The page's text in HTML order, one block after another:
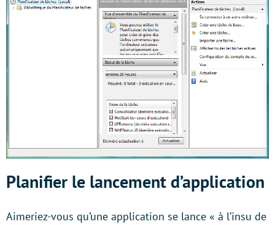
Planifier le lancement d’application
Aimeriez-vous qu’une application se lance « à l’insu de